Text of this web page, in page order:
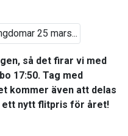
så det firar vi med
17:50. Tag med
kommer även att delas
ett nytt flitpris för året!